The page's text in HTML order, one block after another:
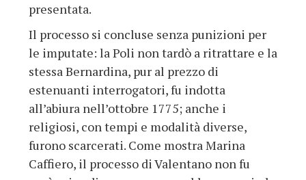
presentata.
Il processo si concluse senza punizioni per
le imputate: la Poli non tardò a ritrattare e la
stessa Bernardina, pur al prezzo di
estenuanti interrogatori, fu indotta
all’abiura nell’ottobre 1775; anche i
religiosi, con tempi e modalità diverse,
furono scarcerati. Come mostra Marina
Caffiero, il processo di Valentano non fu